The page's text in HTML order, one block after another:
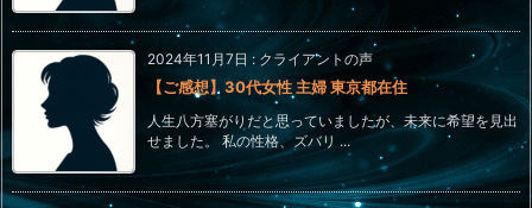
2024年11月7日 : クライアントの声
【ご感想】30代女性 主婦 東京都在住
人生八方塞がりだと思っていましたが、未来に希望を見出
せました。 私の性格、ズバリ ...